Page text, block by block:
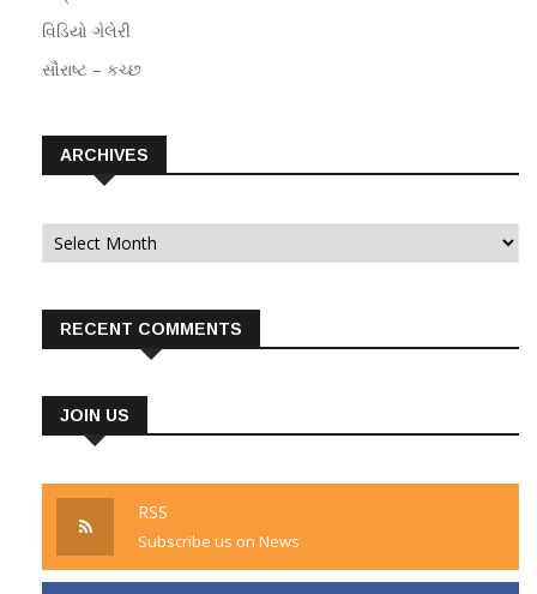
વિડિયો ગેલેરી
સૌરાષ્ટ – કચ્છ
ARCHIVES
Archives
RECENT COMMENTS
JOIN US
RSS
Subscribe us on News